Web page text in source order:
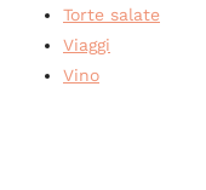
Torte salate
Viaggi
Vino